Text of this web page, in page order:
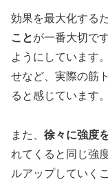
効果を最大化する
ことが一番大切で
ようにしています
せなど、実際の筋
ると感じています。
また、 徐々に強度
れてくると同じ強
ルアップしていく